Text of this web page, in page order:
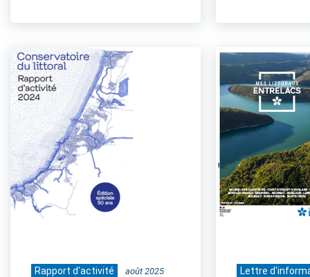
Rapport d'activité août 2025
Lettre